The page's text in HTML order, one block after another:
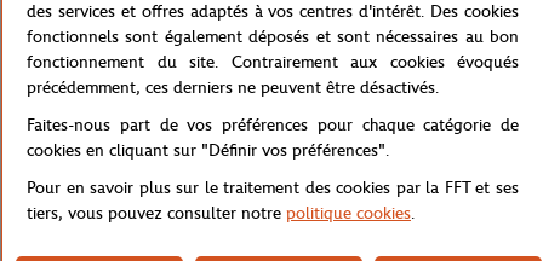
LACOSTE 80.00 € 56,00 €
Édition Roland Garros
LACOSTE
Roland-Garros - Terre Battue
des services et offres adaptés à vos centres d'intérêt. Des cookies
fonctionnels sont également déposés et sont nécessaires au bon
fonctionnement du site. Contrairement aux cookies évoqués
précédemment, ces derniers ne peuvent être désactivés.
Faites-nous part de vos préférences pour chaque catégorie de
cookies en cliquant sur "Définir vos préférences".
Pour en savoir plus sur le traitement des cookies par la FFT et ses
tiers, vous pouvez consulter notre politique cookies.